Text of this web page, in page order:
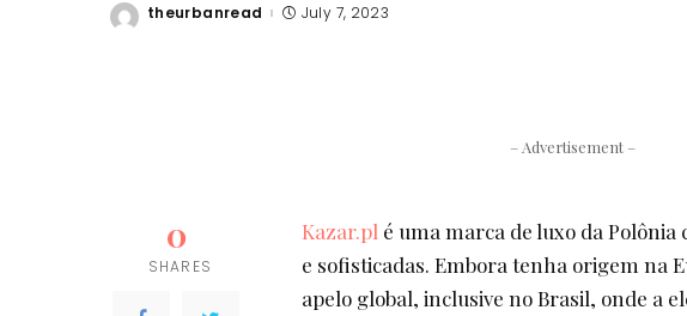
Posted
theurbanread July 7, 2023
– Advertisement –
0
SHARES
Kazar.pl é uma marca de luxo da
e sofisticadas. Embora tenha origem na
apelo global, inclusive no Brasil, onde a